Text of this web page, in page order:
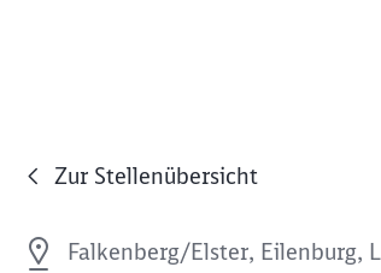
Zur Stellenübersicht
Falkenberg/Elster, Eilenburg,